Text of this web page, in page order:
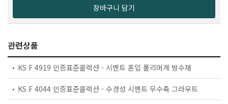
장바구니 담기
관련상품
KS F 4919 인증표준콜렉션 - 시멘트 혼입 폴리머계 방수재
KS F 4044 인증표준콜렉션 - 수경성 시멘트 무수축 그라우트